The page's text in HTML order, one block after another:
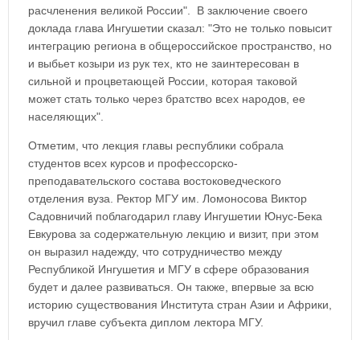
расчленения великой России". В заключение своего
доклада глава Ингушетии сказал: "Это не только повысит
интеграцию региона в общероссийское пространство, но
и выбьет козыри из рук тех, кто не заинтересован в
сильной и процветающей России, которая таковой
может стать только через братство всех народов, ее
населяющих".
Отметим, что лекция главы республики собрала
студентов всех курсов и профессорско-
преподавательского состава востоковедческого
отделения вуза. Ректор МГУ им. Ломоносова Виктор
Садовничий поблагодарил главу Ингушетии Юнус-Бека
Евкурова за содержательную лекцию и визит, при этом
он выразил надежду, что сотрудничество между
Республикой Ингушетия и МГУ в сфере образования
будет и далее развиваться. Он также, впервые за всю
историю существования Института стран Азии и Африки,
вручил главе субъекта диплом лектора МГУ.